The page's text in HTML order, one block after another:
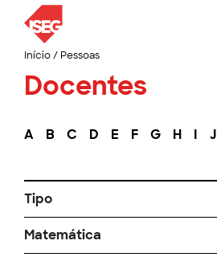
Início/ Pessoas
Docentes
A B C D E F G H I J
Tipo
Matemática